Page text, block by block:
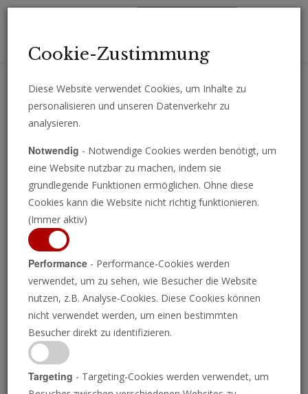
Erhalten Sie wichtige Analysen, Kommentare und Nachrichten
Die Doppelmoral der
deutschen Energiewende
“
Cookie-Zustimmung
Diese Website verwendet Cookies, um Inhalte zu
personalisieren und unseren Datenverkehr zu
analysieren.
Notwendig - Notwendige Cookies werden benötigt, um
eine Website nutzbar zu machen, indem sie
grundlegende Funktionen ermöglichen. Ohne diese
Cookies kann die Website nicht richtig funktionieren.
(Immer aktiv)
Performance - Performance-Cookies werden
verwendet, um zu sehen, wie Besucher die Website
nutzen, z.B. Analyse-Cookies. Diese Cookies können
nicht verwendet werden, um einen bestimmten
Besucher direkt zu identifizieren.
Targeting - Targeting-Cookies werden verwendet, um